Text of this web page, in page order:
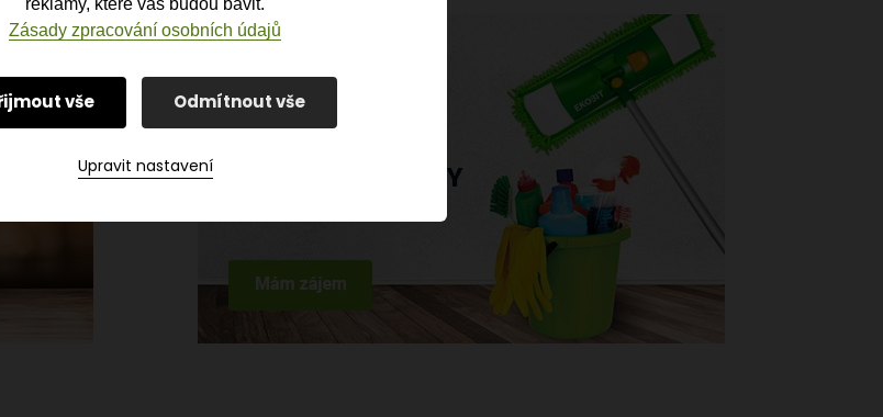
reklamy, které vás budou bavit.
Zásady zpracování osobních údajů
vše Odmítnout vše
Upravit nastavení